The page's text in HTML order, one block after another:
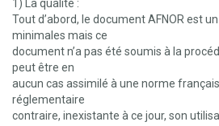
1) La qualité :
Tout d’abord, le document AFNOR est
minimales mais ce
document n’a pas été soumis à la
peut être en
aucun cas assimilé à une norme
réglementaire
contraire, inexistante à ce jour, son